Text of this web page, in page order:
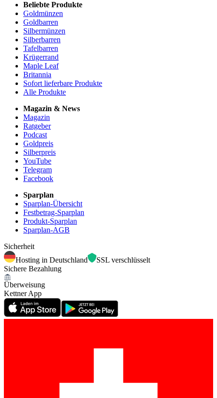
Beliebte Produkte
Goldmünzen
Goldbarren
Silbermünzen
Silberbarren
Tafelbarren
Krügerrand
Maple Leaf
Britannia
Sofort lieferbare Produkte
Alle Produkte
Magazin & News
Magazin
Ratgeber
Podcast
Goldpreis
Silberpreis
YouTube
Telegram
Facebook
Sparplan
Sparplan-Übersicht
Festbetrag-Sparplan
Produkt-Sparplan
Sparplan-AGB
Sicherheit
Hosting in Deutschland
SSL verschlüsselt
Sichere Bezahlung
Überweisung
Kettner App